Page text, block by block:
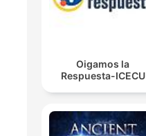
Oigamos la
Respuesta-ICECU